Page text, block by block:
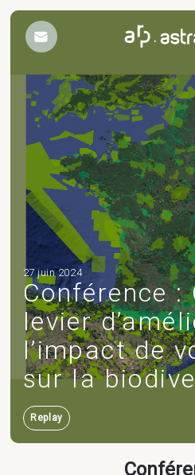
Nos
Métiers
Workplace
Expériences
Workplace Design &
Projets
Banque & Assurance
Actualités
Carrières
27 juin 2024
Conférence :
levier
l’impact de
sur la
Replay